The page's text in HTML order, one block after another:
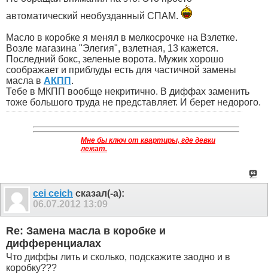
автоматический необузданный СПАМ.
Масло в коробке я менял в мелкосрочке на Взлетке.
Возле магазина "Элегия", взлетная, 13 кажется.
Последний бокс, зеленые ворота. Мужик хорошо
соображает и приблуды есть для частичной замены
масла в АКПП .
Тебе в МКПП вообще некритично. В диффах заменить
тоже большого труда не представляет. И берет недорого.
Мне бы ключ от квартиры, где девки
лежат.
cei ceich сказал(-а):
06.07.2012 13:09
Re: Замена масла в коробке и
дифференциалах
Что диффы лить и сколько, подскажите заодно и в
коробку???